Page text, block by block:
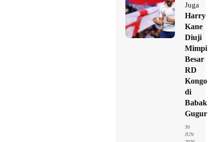
Juga
Harry
Kane
Diuji
Mimpi
Besar
RD
Kongo
di
Babak
Gugur
30
JUN